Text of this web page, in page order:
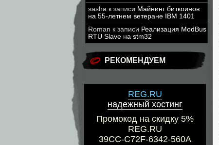
sasha к записи Майнинг биткоинов
на 55-летнем ветеране IBM 1401
Roman к записи Реализация ModBus
RTU Slave на stm32
РЕКОМЕНДУЕМ
REG.RU
надежный хостинг
Промокод на скидку 5%
REG.RU
39CC-C72F-6342-560A